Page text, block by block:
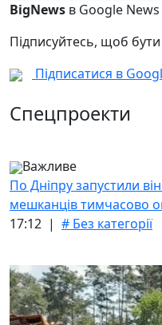
BigNews в Google News
Підписуйтесь, щоб бути
Підписатися в
Спецпроекти
Важливе
По Дніпру запустили
мешканців тимчасово
17:12 | # Без категорії